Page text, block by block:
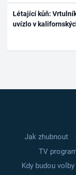
Létající kůň:
uvízlo v
Jak zhubnout
TV
Kdy budou volby